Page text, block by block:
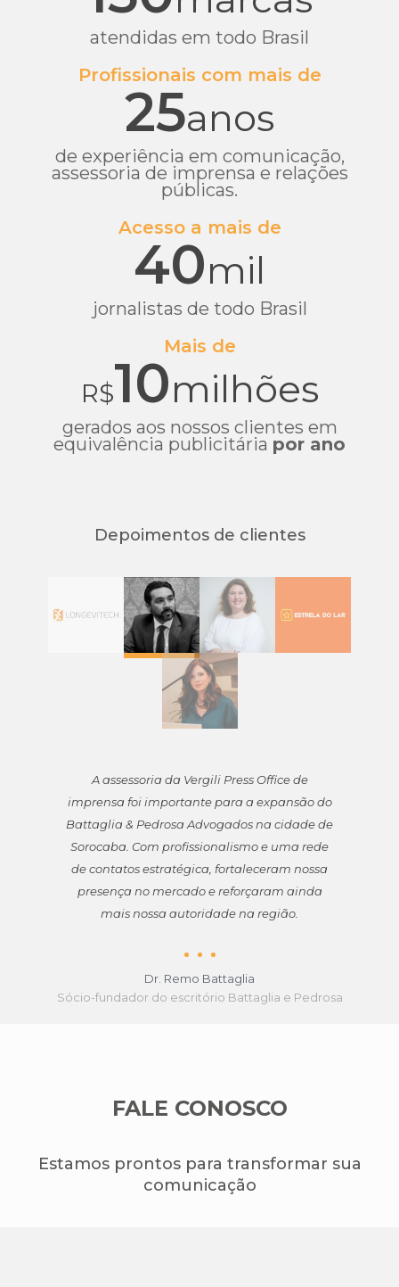
atendidas em todo Brasil
Profissionais com mais de
25anos
de experiência em comunicação,
assessoria de imprensa e relações
públicas.
Acesso a mais de
40mil
jornalistas de todo Brasil
Mais de
R$10milhões
gerados aos nossos clientes em
equivalência publicitária por ano
Depoimentos de clientes
A assessoria da Vergili Press Office de
imprensa foi importante para a expansão do
Battaglia & Pedrosa Advogados na cidade de
Sorocaba. Com profissionalismo e uma rede
de contatos estratégica, fortaleceram nossa
presença no mercado e reforçaram ainda
mais nossa autoridade na região.
Dr. Remo Battaglia
Sócio-fundador do escritório Battaglia e Pedrosa
FALE CONOSCO
Estamos prontos para transformar sua
comunicação